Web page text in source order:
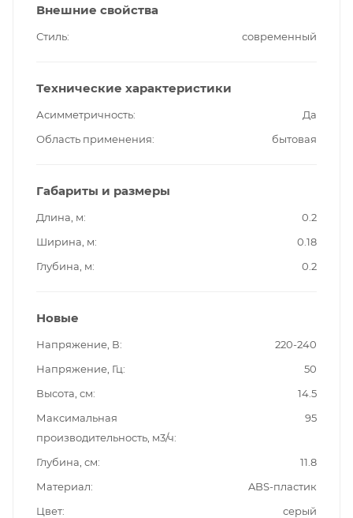
Внешние свойства
Стиль современный
Технические характеристики
Асимметричность
Да
Область применения
бытовая
Габариты и размеры
Длина, м
0.2
Ширина, м
0.18
Глубина, м
0.2
Новые
Напряжение, В
220-240
Напряжение, Гц
50
Высота, см
14.5
Максимальная
производительность, м3/ч
95
Глубина, см
11.8
Материал
ABS-пластик
Цвет
серый